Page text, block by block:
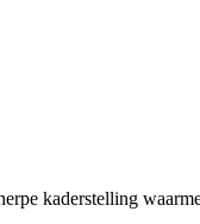
kaderstelling